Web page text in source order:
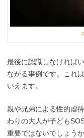
最後に認識しなければ
ながる事例です。これ
いえます。
親や兄弟による性的虐
わりの大人が子ども
重要ではないでしょうか